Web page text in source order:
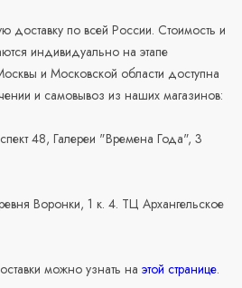
доставку по всей России. Стоимость и
индивидуально на этапе
и Московской области доступна
и самовывоз из наших магазинов:
48, Галереи "Времена Года", 3
Воронки, 1 к. 4. ТЦ Архангельское
можно узнать на этой странице.